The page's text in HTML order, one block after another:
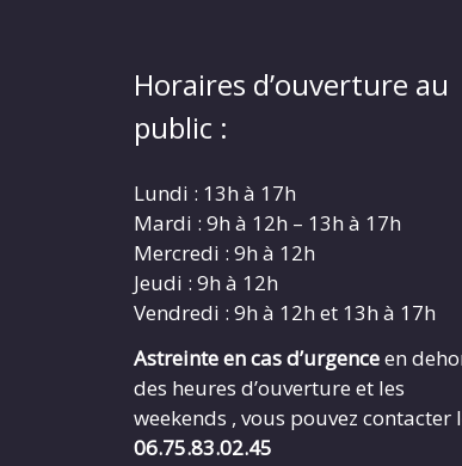
Horaires d’ouverture au
public :
Lundi : 13h à 17h
Mardi : 9h à 12h – 13h à 17h
Mercredi : 9h à 12h
Jeudi : 9h à 12h
Vendredi : 9h à 12h et 13h à 17h
Astreinte en cas d’urgenceen
des heures d’ouverture et les
weekends , vous pouvez contacter
06.75.83.02.45